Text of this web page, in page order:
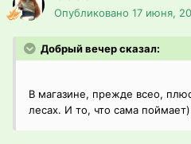
Опубликовано 17 июня,
Добрый вечер сказал:
В магазине, прежде всео,
лесах. И то, что сама поймает)